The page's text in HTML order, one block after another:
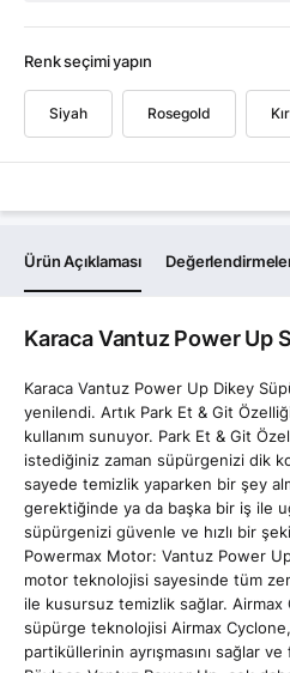
Renk seçimi yapın
Siyah Rosegold
Ürün Açıklaması
Karaca Vantuz Power Up
Karaca Vantuz Power Up Dikey
yenilendi. Artık Park Et & Git
kullanım sunuyor. Park Et & Git
istediğiniz zaman süpürgenizi dik
sayede temizlik yaparken bir şey
gerektiğinde ya da başka bir iş ile
süpürgenizi güvenle ve hızlı bir
Powermax Motor: Vantuz Power
motor teknolojisi sayesinde tüm
ile kusursuz temizlik sağlar. Airmax
süpürge teknolojisi Airmax
partiküllerinin ayrışmasını sağlar